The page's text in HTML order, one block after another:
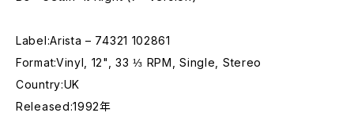
Label:Arista – 74321 102861
Format:Vinyl, 12", 33 ⅓ RPM, Single, Stereo
Country:UK
Released:1992年